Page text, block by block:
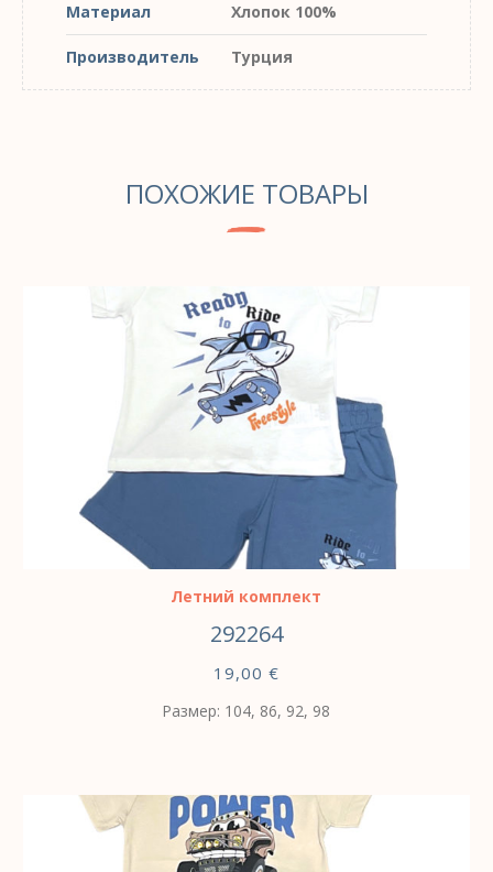
Материал Хлопок 100%
Производитель Турция
ПОХОЖИЕ ТОВАРЫ
ВЫБЕРИТЕ ПАРАМЕТРЫ
Летний комплект
292264
19,00 €
Размер: 104, 86, 92, 98